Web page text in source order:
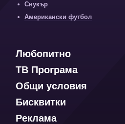
Снукър
Американски футбол
Любопитно
ТВ Програма
Общи условия
Бисквитки
Реклама